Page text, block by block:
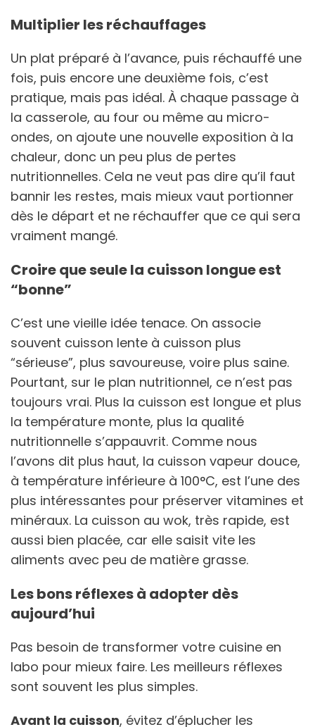
Multiplier les réchauffages
Un plat préparé à l’avance, puis réchauffé une
fois, puis encore une deuxième fois, c’est
pratique, mais pas idéal. À chaque passage à
la casserole, au four ou même au micro-
ondes, on ajoute une nouvelle exposition à la
chaleur, donc un peu plus de pertes
nutritionnelles. Cela ne veut pas dire qu’il faut
bannir les restes, mais mieux vaut portionner
dès le départ et ne réchauffer que ce qui sera
vraiment mangé.
Croire que seule la cuisson longue est
“bonne”
C’est une vieille idée tenace. On associe
souvent cuisson lente à cuisson plus
“sérieuse”, plus savoureuse, voire plus saine.
Pourtant, sur le plan nutritionnel, ce n’est pas
toujours vrai. Plus la cuisson est longue et plus
la température monte, plus la qualité
nutritionnelle s’appauvrit. Comme nous
l’avons dit plus haut, la cuisson vapeur douce,
à température inférieure à 100°C, est l’une des
plus intéressantes pour préserver vitamines et
minéraux. La cuisson au wok, très rapide, est
aussi bien placée, car elle saisit vite les
aliments avec peu de matière grasse.
Les bons réflexes à adopter dès
aujourd’hui
Pas besoin de transformer votre cuisine en
labo pour mieux faire. Les meilleurs réflexes
sont souvent les plus simples.
Avant la cuisson, évitez d’éplucher les